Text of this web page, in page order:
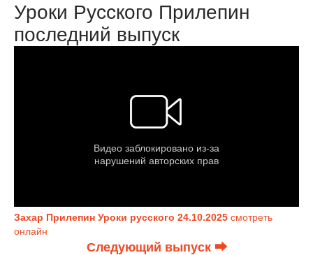
Уроки Русского Прилепин
последний выпуск
Захар Прилепин Уроки русского 24.10.2025 смотреть
онлайн
Следующий выпуск ⮕